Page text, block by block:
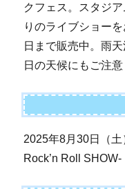
クフェス。スタジ
りのライブショー
日まで販売中。雨
日の天候にもご注意
2025年8月30日（
Rock’n Roll SHOW-